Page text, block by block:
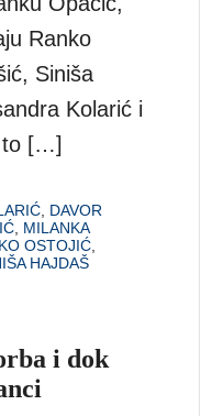
Ranko
Siniša
Kolarić i
to […]
, DAVOR
, MILANKA
OSTOJIĆ,
HAJDAŠ
i dok